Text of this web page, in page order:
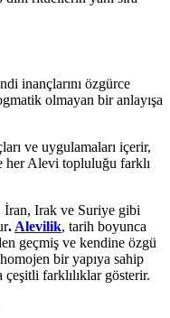
inançlarını özgürce
olmayan bir anlayışa
ve uygulamaları içerir,
her Alevi topluluğu farklı
Irak ve Suriye gibi
. Alevilik, tarih boyunca
geçmiş ve kendine özgü
bir yapıya sahip
çeşitli farklılıklar gösterir.